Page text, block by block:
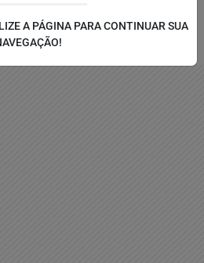
A PÁGINA PARA CONTINUAR SUA